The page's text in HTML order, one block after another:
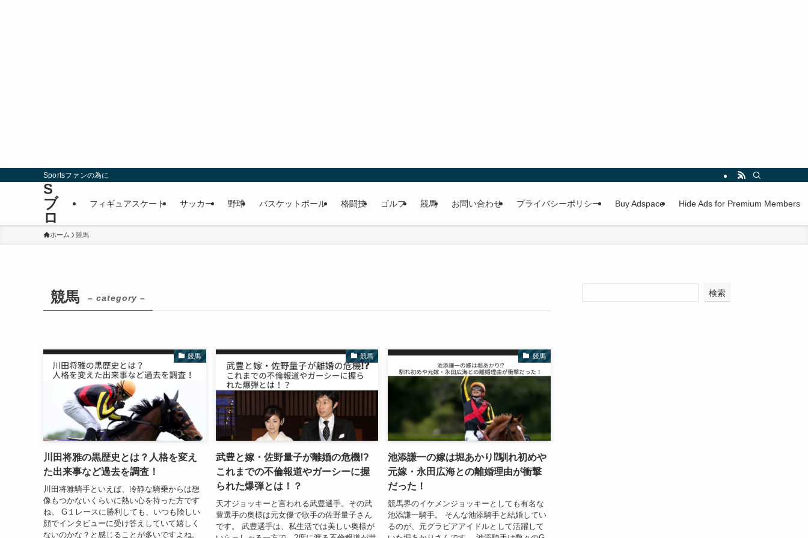
Sportsファンの為に
S
ブ
ロ
フィギュアスケート サッカー 野球 バスケットボール 格闘技 ゴルフ 競馬 お問い合わせ プライバシーポリシー Buy Adspace Hide Ads for Premium Members
ホーム 競馬
競馬 – category –
競馬
川田将雅の黒歴史とは？人格を変え
た出来事など過去を調査！
川田将雅騎手といえば、冷静な騎乗からは想
像もつかないくらいに熱い心を持った方です
ね。 G１レースに勝利しても、いつも険しい
顔でインタビューに受け答えしていて嬉しく
ないのかな？と感じることが多いですよね。
競馬
武豊と嫁・佐野量子が離婚の危機!?
これまでの不倫報道やガーシーに握
られた爆弾とは！？
天才ジョッキーと言われる武豊選手。その武
豊選手の奥様は元女優で歌手の佐野量子さん
です。 武豊選手は、私生活では美しい奥様が
競馬
池添謙一の嫁は堀あかり⁉︎馴れ初めや
元嫁・永田広海との離婚理由が衝撃
だった！
競馬界のイケメンジョッキーとしても有名な
池添謙一騎手。 そんな池添騎手と結婚してい
るのが、元グラビアアイドルとして活躍して
検索